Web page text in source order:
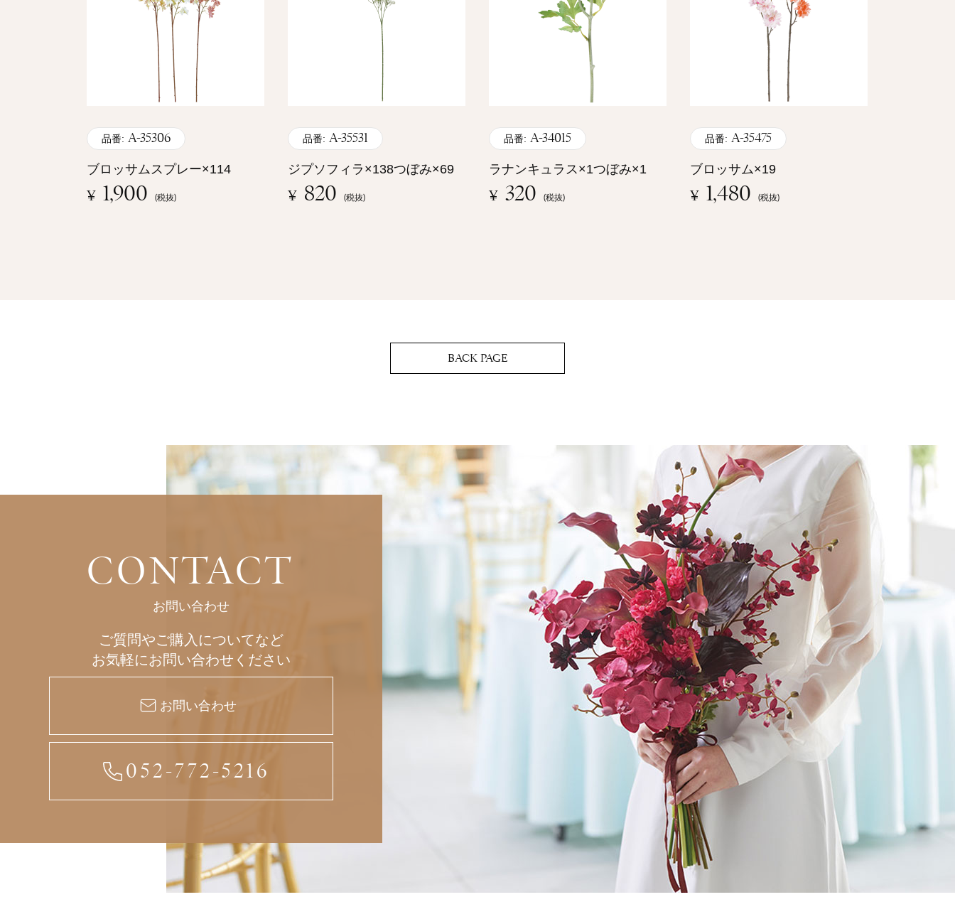
品番: A-35306
ブロッサムスプレー×114
¥ 1,900 (税抜)
品番: A-35531
ジプソフィラ×138つぼみ×69
¥ 820 (税抜)
品番: A-34015
ラナンキュラス×1つぼみ×1
¥ 320 (税抜)
品番: A-35475
ブロッサム×19
¥ 1,480 (税抜)
BACK PAGE
CONTACT
お問い合わせ
ご質問やご購入についてなど
お気軽にお問い合わせください
お問い合わせ
052-772-5216